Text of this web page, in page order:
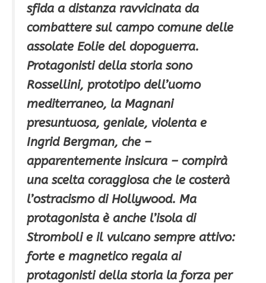
sfida a distanza ravvicinata da
combattere sul campo comune delle
assolate Eolie del dopoguerra.
Protagonisti della storia sono
Rossellini, prototipo dell’uomo
mediterraneo, la Magnani
presuntuosa, geniale, violenta e
Ingrid Bergman, che –
apparentemente insicura – compirà
una scelta coraggiosa che le costerà
l’ostracismo di Hollywood. Ma
protagonista è anche l’isola di
Stromboli e il vulcano sempre attivo:
forte e magnetico regala ai
protagonisti della storia la forza per